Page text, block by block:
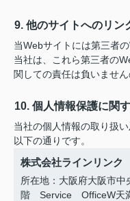
9. 他のサイトへのリン
当Webサイトには第三者
当社は、これら第三者の
関しての責任は負いませ
10. 個人情報保護に関
当社の個人情報の取り扱
以下の通りです。
株式会社ラインリンク
所在地：大阪府大阪市
階 Service OfficeW天